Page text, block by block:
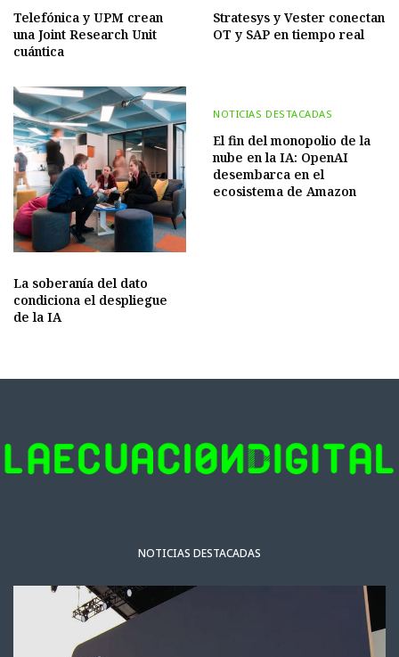
Telefónica y UPM crean
una Joint Research Unit
cuántica
Stratesys y Vester conectan
OT y SAP en tiempo real
La soberanía del dato
condiciona el despliegue
de la IA
NOTICIAS DESTACADAS
El fin del monopolio de la
nube en la IA: OpenAI
desembarca en el
ecosistema de Amazon
NOTICIAS DESTACADAS